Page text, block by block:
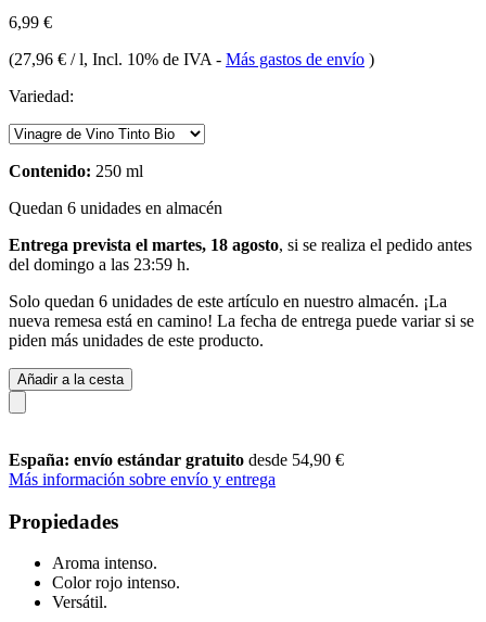
6,99 €
(27,96 € / l, Incl. 10% de IVA - Más gastos de envío )
Variedad:
Contenido: 250 ml
Quedan 6 unidades en almacén
Entrega prevista el martes, 18 agosto, si se realiza el pedido antes
del domingo a las 23:59 h.
Solo quedan 6 unidades de este artículo en nuestro almacén. ¡La
nueva remesa está en camino! La fecha de entrega puede variar si se
piden más unidades de este producto.
Añadir a la cesta
España: envío estándar gratuito desde 54,90 €
Más información sobre envío y entrega
Propiedades
Aroma intenso.
Color rojo intenso.
Versátil.